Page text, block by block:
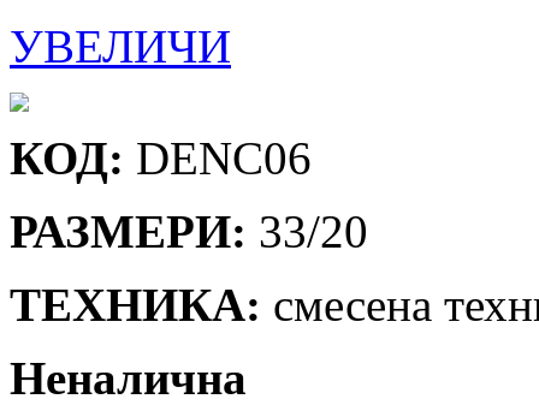
УВЕЛИЧИ
КОД: DENC06
РАЗМЕРИ: 33/20
ТЕХНИКА: смесена
Неналична